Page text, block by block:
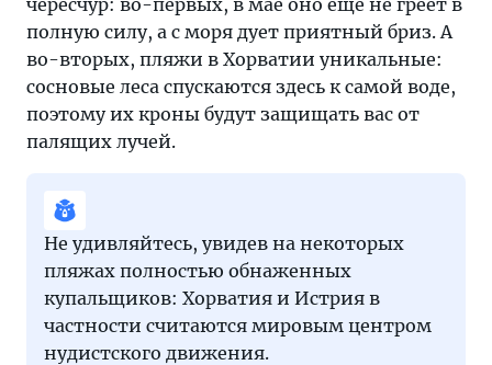
чересчур: во-первых, в мае оно еще не греет в
полную силу, а с моря дует приятный бриз. А
во-вторых, пляжи в Хорватии уникальные:
сосновые леса спускаются здесь к самой воде,
поэтому их кроны будут защищать вас от
палящих лучей.
Не удивляйтесь, увидев на некоторых
пляжах полностью обнаженных
купальщиков: Хорватия и Истрия в
частности считаются мировым центром
нудистского движения.